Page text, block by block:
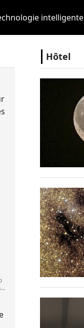
intelligente
Hôtel